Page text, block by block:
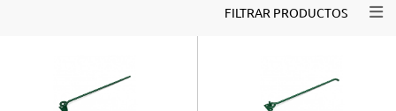
FILTRAR PRODUCTOS